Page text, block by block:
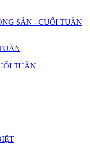
SẢN - CUỐI TUẦN
TUẦN